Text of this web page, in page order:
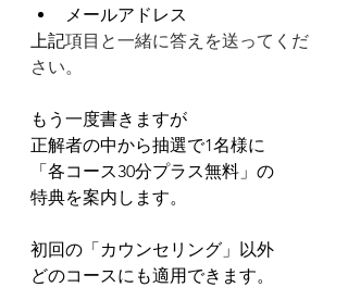
メールアドレス
上記項目と一緒に答えを送ってくだ
さい。
もう一度書きますが
正解者の中から抽選で1名様に
「各コース30分プラス無料」の
特典を案内します。
初回の「カウンセリング」以外
どのコースにも適用できます。